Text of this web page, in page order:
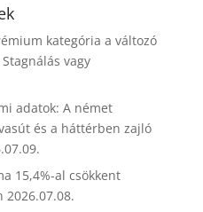
kategória a változó
vagy
adatok: A német
és a háttérben zajló
15,4%-al csökkent
2026.07.08.